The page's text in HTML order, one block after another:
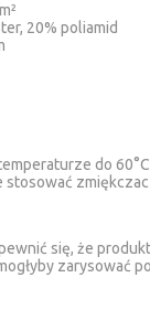
20% poliamid
do
stosować
się, że
zarysować